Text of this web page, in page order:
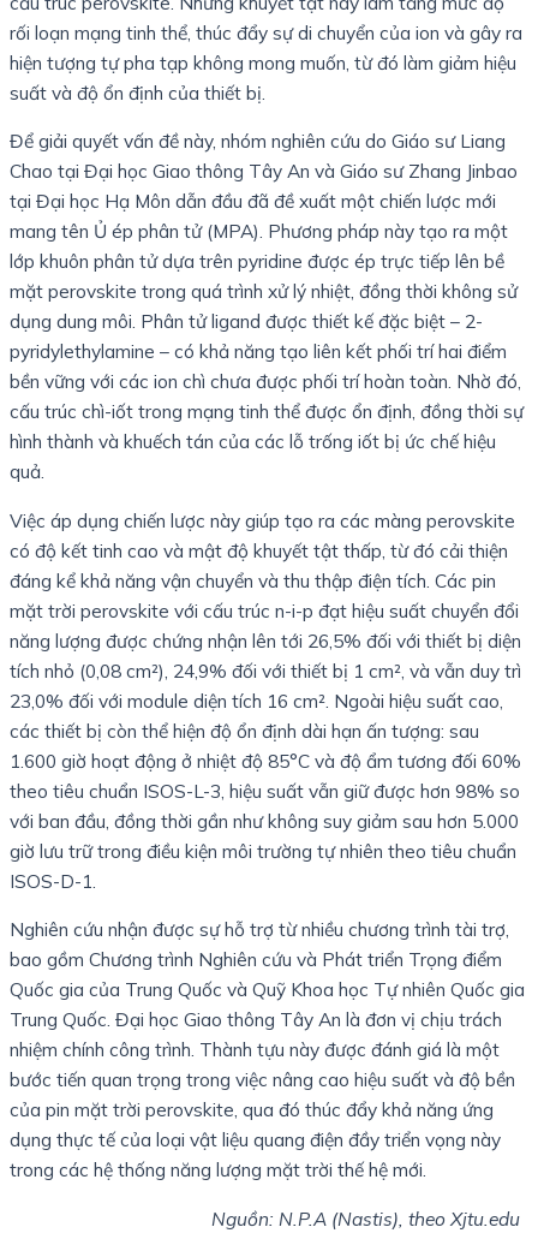
rối loạn mạng tinh thể, thúc đẩy sự di chuyển của ion và gây ra
hiện tượng tự pha tạp không mong muốn, từ đó làm giảm hiệu
suất và độ ổn định của thiết bị.
Để giải quyết vấn đề này, nhóm nghiên cứu do Giáo sư Liang
Chao tại Đại học Giao thông Tây An và Giáo sư Zhang Jinbao
tại Đại học Hạ Môn dẫn đầu đã đề xuất một chiến lược mới
mang tên Ủ ép phân tử (MPA). Phương pháp này tạo ra một
lớp khuôn phân tử dựa trên pyridine được ép trực tiếp lên bề
mặt perovskite trong quá trình xử lý nhiệt, đồng thời không sử
dụng dung môi. Phân tử ligand được thiết kế đặc biệt – 2-
pyridylethylamine – có khả năng tạo liên kết phối trí hai điểm
bền vững với các ion chì chưa được phối trí hoàn toàn. Nhờ đó,
cấu trúc chì-iốt trong mạng tinh thể được ổn định, đồng thời sự
hình thành và khuếch tán của các lỗ trống iốt bị ức chế hiệu
quả.
Việc áp dụng chiến lược này giúp tạo ra các màng perovskite
có độ kết tinh cao và mật độ khuyết tật thấp, từ đó cải thiện
đáng kể khả năng vận chuyển và thu thập điện tích. Các pin
mặt trời perovskite với cấu trúc n-i-p đạt hiệu suất chuyển đổi
năng lượng được chứng nhận lên tới 26,5% đối với thiết bị diện
tích nhỏ (0,08 cm²), 24,9% đối với thiết bị 1 cm², và vẫn duy trì
23,0% đối với module diện tích 16 cm². Ngoài hiệu suất cao,
các thiết bị còn thể hiện độ ổn định dài hạn ấn tượng: sau
1.600 giờ hoạt động ở nhiệt độ 85°C và độ ẩm tương đối 60%
theo tiêu chuẩn ISOS-L-3, hiệu suất vẫn giữ được hơn 98% so
với ban đầu, đồng thời gần như không suy giảm sau hơn 5.000
giờ lưu trữ trong điều kiện môi trường tự nhiên theo tiêu chuẩn
ISOS-D-1.
Nghiên cứu nhận được sự hỗ trợ từ nhiều chương trình tài trợ,
bao gồm Chương trình Nghiên cứu và Phát triển Trọng điểm
Quốc gia của Trung Quốc và Quỹ Khoa học Tự nhiên Quốc gia
Trung Quốc. Đại học Giao thông Tây An là đơn vị chịu trách
nhiệm chính công trình. Thành tựu này được đánh giá là một
bước tiến quan trọng trong việc nâng cao hiệu suất và độ bền
của pin mặt trời perovskite, qua đó thúc đẩy khả năng ứng
dụng thực tế của loại vật liệu quang điện đầy triển vọng này
trong các hệ thống năng lượng mặt trời thế hệ mới.
Nguồn: N.P.A (Nastis), theo Xjtu.edu